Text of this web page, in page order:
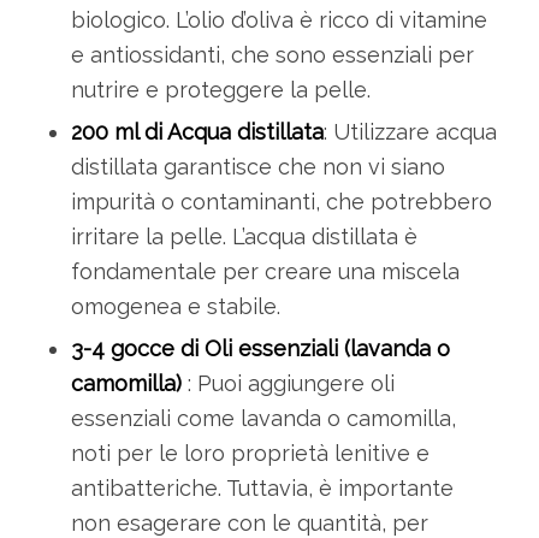
biologico. L’olio d’oliva è ricco di vitamine
e antiossidanti, che sono essenziali per
nutrire e proteggere la pelle.
200 ml di Acqua distillata: Utilizzare acqua
distillata garantisce che non vi siano
impurità o contaminanti, che potrebbero
irritare la pelle. L’acqua distillata è
fondamentale per creare una miscela
omogenea e stabile.
3-4 gocce di Oli essenziali (lavanda o
camomilla) : Puoi aggiungere oli
essenziali come lavanda o camomilla,
noti per le loro proprietà lenitive e
antibatteriche. Tuttavia, è importante
non esagerare con le quantità, per